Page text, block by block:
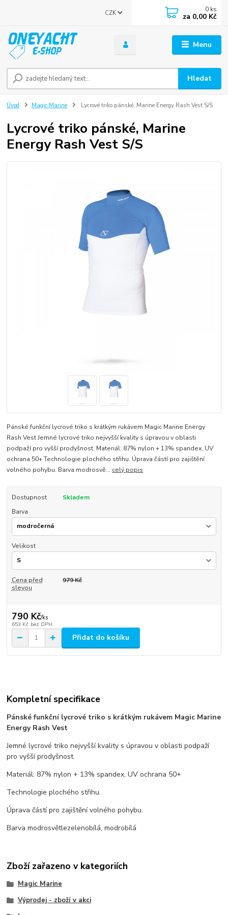
Menu
CZK
Hledat
0 ks
za 0,00 Kč
Úvod Magic Marine Lycrové triko pánské, Marine Energy Rash Vest S/S
Lycrové triko pánské, Marine
Energy Rash Vest S/S
Pánské funkční lycrové triko s krátkým rukávem Magic Marine Energy
Rash Vest Jemné lycrové triko nejvyšší kvality s úpravou v oblasti
podpaží pro vyšší prodyšnost. Materiál: 87% nylon + 13% spandex, UV
ochrana 50+ Technologie plochého střihu. Úprava částí pro zajištění
volného pohybu. Barva modrosvě... celý popis
Dostupnost
Skladem
Barva
Velikost
Cena před
slevou
979 Kč
790 Kč/ks
653 Kč bez DPH
Přidat do košíku
Kompletní specifikace
Pánské funkční lycrové triko s krátkým rukávem Magic Marine
Energy Rash Vest
Jemné lycrové triko nejvyšší kvality s úpravou v oblasti podpaží
pro vyšší prodyšnost.
Materiál: 87% nylon + 13% spandex, UV ochrana 50+
Technologie plochého střihu.
Úprava částí pro zajištění volného pohybu.
Barva modrosvětlezelenobílá, modrobílá
Zboží zařazeno v kategoriích
Magic Marine
Výprodej - zboží v akci